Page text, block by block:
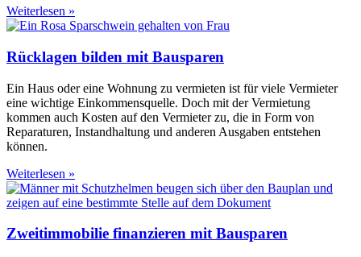
Weiterlesen »
Rücklagen bilden mit Bausparen
Ein Haus oder eine Wohnung zu vermieten ist für viele Vermieter
eine wichtige Einkommensquelle. Doch mit der Vermietung
kommen auch Kosten auf den Vermieter zu, die in Form von
Reparaturen, Instandhaltung und anderen Ausgaben entstehen
können.
Weiterlesen »
Zweitimmobilie finanzieren mit Bausparen